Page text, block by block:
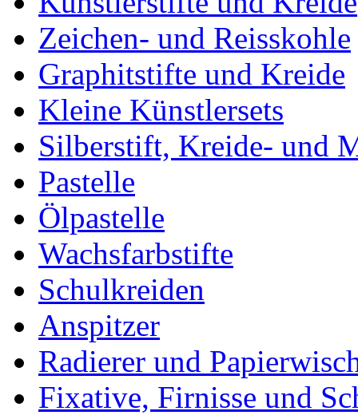
Zeichen- und Reisskohle
Graphitstifte und Kreide
Kleine Künstlersets
Silberstift, Kreide- und
Pastelle
Ölpastelle
Wachsfarbstifte
Schulkreiden
Anspitzer
Radierer und
Fixative, Firnisse und